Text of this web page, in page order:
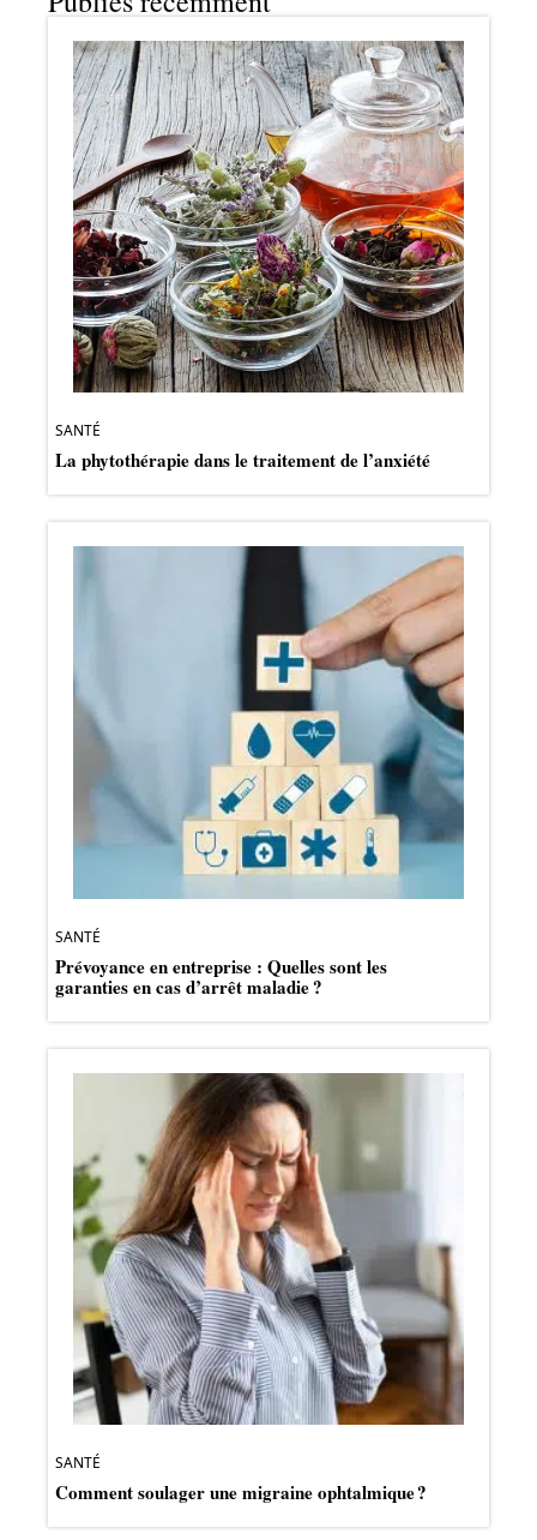
SANTÉ
La phytothérapie dans le traitement de l’anxiété
SANTÉ
Prévoyance en entreprise : Quelles sont les
garanties en cas d’arrêt maladie ?
SANTÉ
Comment soulager une migraine ophtalmique ?